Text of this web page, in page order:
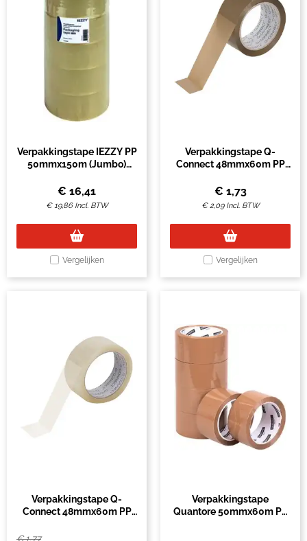
Verpakkingstape IEZZY PP
50mmx150m (Jumbo)
€ 16,41
€19,86 Incl. BTW
Vergelijken
Verpakkingstape Q-
Connect 48mmx60m PP
€ 1,73
€2,09 Incl. BTW
Vergelijken
Verpakkingstape Q-
Connect 48mmx60m PP
€1,77
Verpakkingstape
Quantore 50mmx60m PP